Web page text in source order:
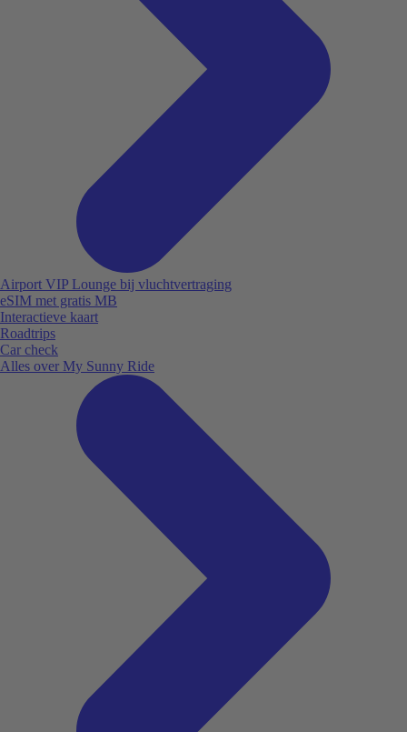
Airport VIP Lounge bij vluchtvertraging
eSIM met gratis MB
Interactieve kaart
Roadtrips
Car check
Alles over My Sunny Ride